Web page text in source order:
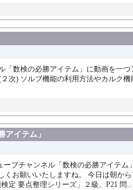
数検の必勝アイテム」に動画を一
次) ソルブ機能の利用方法やカル
イテム」
ブチャンネル「数検の必勝アイテ
お願いいたしますね。 今日は朝か
定 要点整理シリーズ」２級、P21 問...